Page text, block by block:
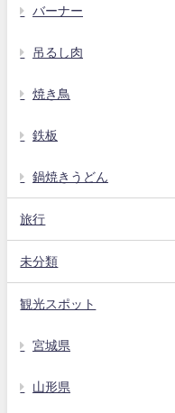
バーナー
吊るし肉
焼き鳥
鉄板
鍋焼きうどん
旅行
未分類
観光スポット
宮城県
山形県